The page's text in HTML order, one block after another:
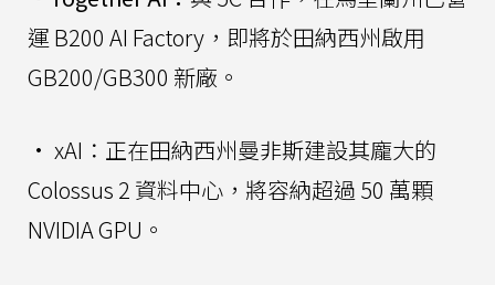
運 B200 AI Factory，即將於田納西州啟用
GB200/GB300 新廠。
• xAI：正在田納西州曼非斯建設其龐大的
Colossus 2 資料中心，將容納超過 50 萬顆
NVIDIA GPU。